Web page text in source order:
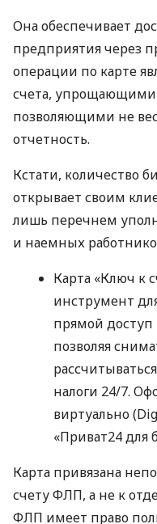
Она обеспечивает
предприятия через
операции по карте
счета, упрощающими
позволяющими не
отчетность.
Кстати, количество
открывает своим
лишь перечнем
и наемных
Карта «Ключ к
инструмент
прямой доступ
позволяя
налоги 24/7.
виртуально
«Приват24 для
Карта привязана
счету ФЛП, а не к
ФЛП имеет право